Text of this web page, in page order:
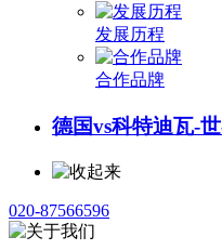
发展历程
合作品牌
德国vs科特迪瓦-
020-87566596